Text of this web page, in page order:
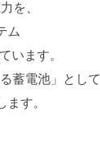
を、
ム
います。
蓄電池」として
す。